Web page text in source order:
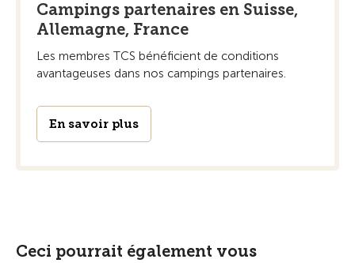
Campings partenaires en Suisse,
Allemagne, France
Les membres TCS bénéficient de conditions
avantageuses dans nos campings partenaires.
En savoir plus
Ceci pourrait également vous